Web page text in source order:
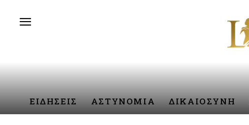
ΕΙΔΗΣΕΙΣ ΑΣΤΥΝΟΜΙΑ ΔΙΚΑΙΟΣΥΝΗ